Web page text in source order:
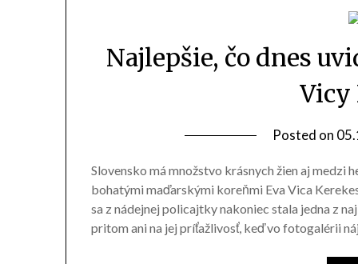
Najlepšie, čo dnes
Vicy
Posted on
Slovensko má množstvo krásnych žien aj medzi
bohatými maďarskými koreňmi Eva Vica
sa z nádejnej policajtky nakoniec stala jedna z
pritom ani na jej príťažlivosť, keď vo fotogalérii